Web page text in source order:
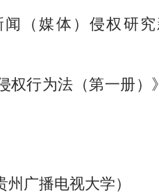
媒体）侵权研究
行为法（第一册）
广播电视大学）